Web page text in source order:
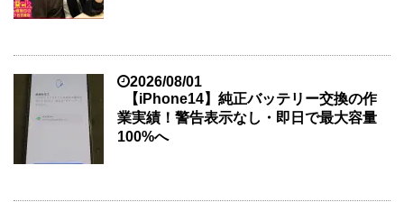
2026/08/01
【iPhone14】純正バッテリー交換の作
業実績！警告表示なし・即日で最大容量
100%へ